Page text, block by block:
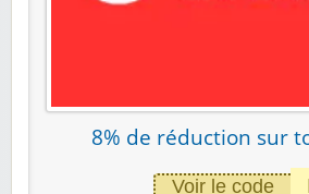
8% de réduction sur
Voir le code